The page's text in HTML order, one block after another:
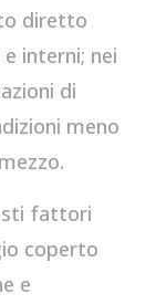
diretto
interni; nei
di
meno
fattori
coperto
e